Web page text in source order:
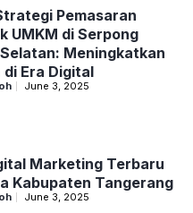
Pemasaran
UMKM di Serpong
Meningkatkan
di Era Digital
June 3, 2025
Marketing Terbaru
Kabupaten Tangerang
June 3, 2025